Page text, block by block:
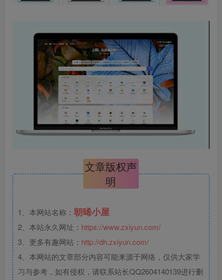
文章版权声
明
1、本网站名称： 朝晞小屋
2、本站永久网址： https://www.zxiyun.com/
3、更多有趣网站： http://dh.zxiyun.com/
4、本网站的文章部分内容可能来源于网络，仅供大家学
习与参考，如有侵权，请联系站长QQ2604140139进行删